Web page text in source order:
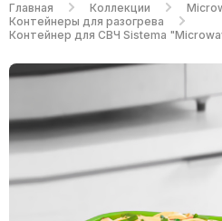
Главная Коллекции
Контейнеры для разогрева
Контейнер для СВЧ Sistema